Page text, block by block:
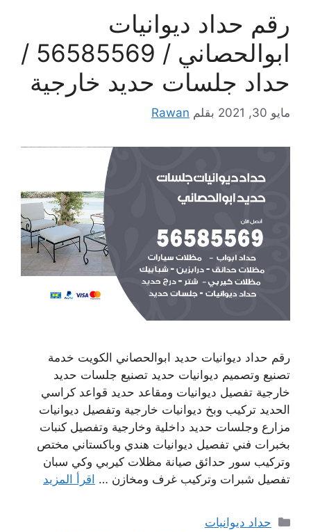
رقم حداد ديوانيات
ابوالحصاني / 56585569 /
حداد جلسات حديد خارجية
مايو 30, 2021 بقلم Rawan
رقم حداد ديوانيات حديد ابوالحصاني الكويت خدمة
تصنيع وتصميم ديوانيات حديد تصنيع جلسات حديد
خارجية تفصيل ديوانيات ومقاعد حديد قواعد كراسي
الحديد تركيب وبخ ديوانيات خارجية وتفصيل ديوانيات
مزارع وجلسات حديد داخلية وخارجية وتفصيل كنبات
بخبرات فني تفصيل ديوانيات هندي وباكستاني مختص
وتركيب سور حدائق صيانة مظلات كيربي وكي سبان
تفصيل شبرات وتركيب غرف ومخازن … اقرأ المزيد
التصنيفات
حداد ديوانيات